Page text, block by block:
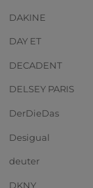
DAKINE
DAY ET
DECADENT
DELSEY PARIS
DerDieDas
Desigual
deuter
DKNY